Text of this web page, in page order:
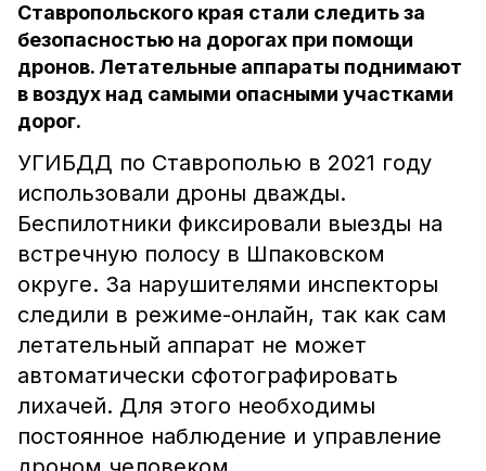
Ставропольского края стали следить за
безопасностью на дорогах при помощи
дронов. Летательные аппараты поднимают
в воздух над самыми опасными участками
дорог.
УГИБДД по Ставрополью в 2021 году
использовали дроны дважды.
Беспилотники фиксировали выезды на
встречную полосу в Шпаковском
округе. За нарушителями инспекторы
следили в режиме-онлайн, так как сам
летательный аппарат не может
автоматически сфотографировать
лихачей. Для этого необходимы
постоянное наблюдение и управление